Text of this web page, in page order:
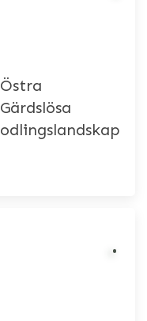
Östra
Gärdslösa
odlingslandskap